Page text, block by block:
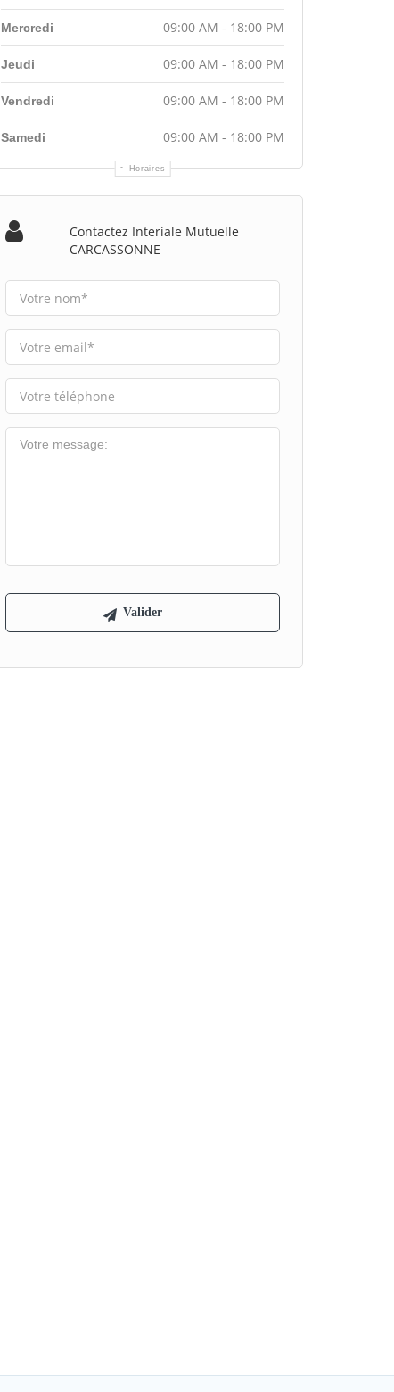
Horaires
Mercredi 09:00 AM - 18:00 PM
Jeudi 09:00 AM - 18:00 PM
Vendredi 09:00 AM - 18:00 PM
Samedi 09:00 AM - 18:00 PM
Contactez Interiale Mutuelle
CARCASSONNE